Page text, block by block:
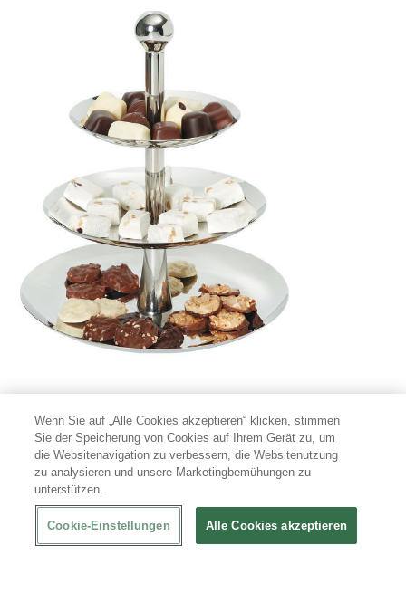
Bankettservices
Catering erfordert maximaleMobilitätundFlexibilitätmit
cleveren Lösungen. Daher sollte Buffetzubehör für Caterer
robust, vielseitig und auf Transport sowie schnellen Auf- und
Abbau ausgelegt sein:
Wenn Sie auf „Alle Cookies akzeptieren“ klicken, stimmen
Sie der Speicherung von Cookies auf Ihrem Gerät zu, um
die Websitenavigation zu verbessern, die Websitenutzung
zu analysieren und unsere Marketingbemühungen zu
unterstützen.
Cookie-Einstellungen Alle Cookies akzeptieren